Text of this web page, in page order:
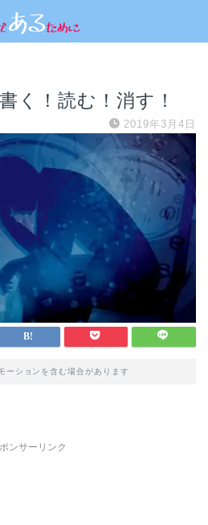
く！読む！消す！
2019年3月4日
ーションを含む場合があります
ンサーリンク